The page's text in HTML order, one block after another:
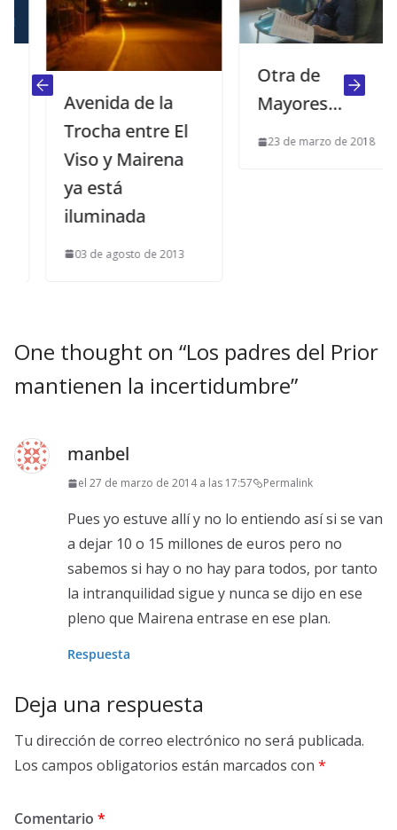
Avenida de la
Trocha entre El
Viso y Mairena
ya está
iluminada
03 de agosto de 2013
Otra de
Mayores…
23 de marzo de 2018
One thought on “Los padres del Prior
mantienen la incertidumbre”
manbel
el 27 de marzo de 2014 a las 17:57 Permalink
Pues yo estuve allí y no lo entiendo así si se van
a dejar 10 o 15 millones de euros pero no
sabemos si hay o no hay para todos, por tanto
la intranquilidad sigue y nunca se dijo en ese
pleno que Mairena entrase en ese plan.
Respuesta
Deja una respuesta
Tu dirección de correo electrónico no será publicada.
Los campos obligatorios están marcados con *
Comentario *